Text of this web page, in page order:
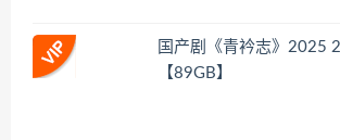
国产剧《青衿志》2025
【89GB】